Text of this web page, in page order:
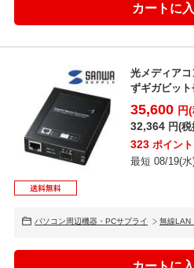
光メディア
ずギガビッ
35,600 円
32,364 円(税
323 ポイント
最短 08/19(
パソコン周辺機器・PCサプライ 無線LAN